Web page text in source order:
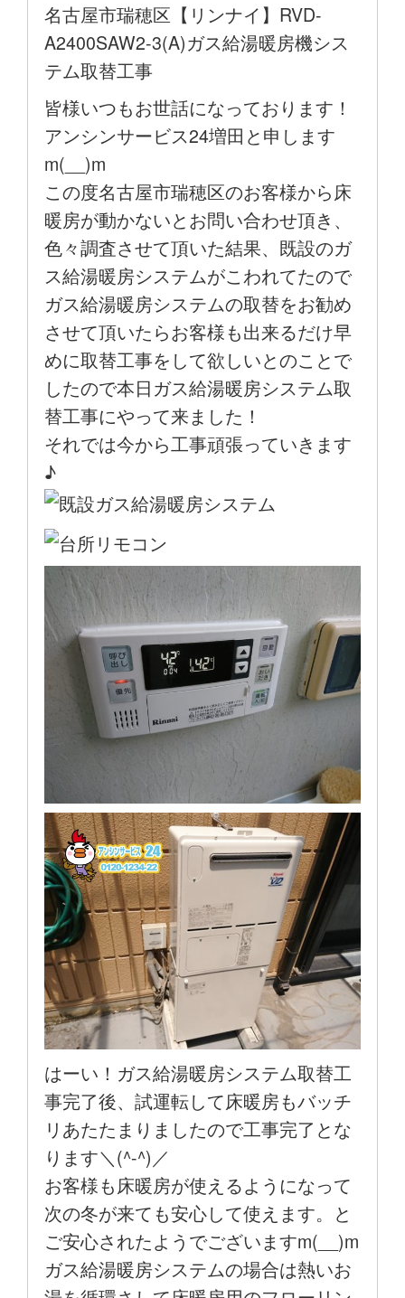
名古屋市瑞穂区【リンナイ】RVD-
A2400SAW2-3(A)ガス給湯暖房機シス
テム取替工事
皆様いつもお世話になっております！
アンシンサービス24増田と申します
m(__)m
この度名古屋市瑞穂区のお客様から床
暖房が動かないとお問い合わせ頂き、
色々調査させて頂いた結果、既設のガ
ス給湯暖房システムがこわれてたので
ガス給湯暖房システムの取替をお勧め
させて頂いたらお客様も出来るだけ早
めに取替工事をして欲しいとのことで
したので本日ガス給湯暖房システム取
替工事にやって来ました！
それでは今から工事頑張っていきます
♪
はーい！ガス給湯暖房システム取替工
事完了後、試運転して床暖房もバッチ
リあたたまりましたので工事完了とな
ります＼(^-^)／
お客様も床暖房が使えるようになって
次の冬が来ても安心して使えます。と
ご安心されたようでございますm(__)m
ガス給湯暖房システムの場合は熱いお